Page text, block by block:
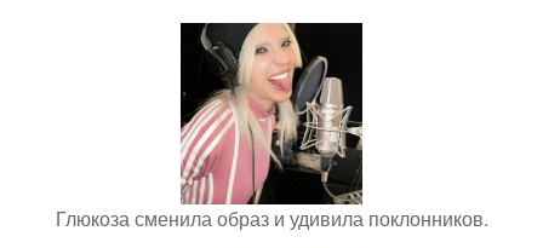
Глюкоза сменила образ и удивила поклонников.